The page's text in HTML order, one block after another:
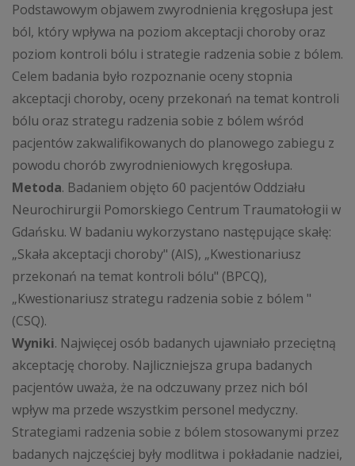
Podstawowym objawem zwyrodnienia kręgosłupa jest
ból, który wpływa na poziom akceptacji choroby oraz
poziom kontroli bólu i strategie radzenia sobie z bólem.
Celem badania było rozpoznanie oceny stopnia
akceptacji choroby, oceny przekonań na temat kontroli
bólu oraz strategu radzenia sobie z bólem wśród
pacjentów zakwalifikowanych do planowego zabiegu z
powodu chorób zwyrodnieniowych kręgosłupa.
Metoda. Badaniem objęto 60 pacjentów Oddziału
Neurochirurgii Pomorskiego Centrum Traumatołogii w
Gdańsku. W badaniu wykorzystano następujące skałę:
„Skała akceptacji choroby" (AIS), „Kwestionariusz
przekonań na temat kontroli bólu" (BPCQ),
„Kwestionariusz strategu radzenia sobie z bólem "
(CSQ).
Wyniki. Najwięcej osób badanych ujawniało przeciętną
akceptację choroby. Najliczniejsza grupa badanych
pacjentów uważa, że na odczuwany przez nich ból
wpływ ma przede wszystkim personel medyczny.
Strategiami radzenia sobie z bólem stosowanymi przez
badanych najczęściej były modlitwa i pokładanie nadziei,